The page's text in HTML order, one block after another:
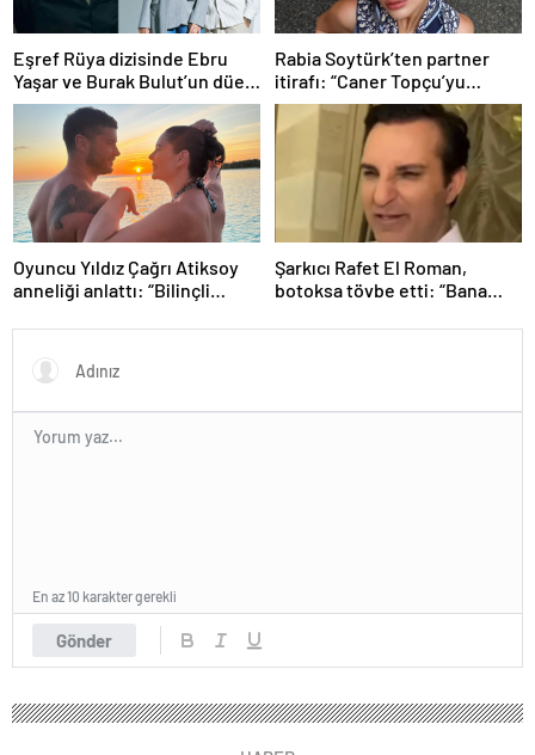
Eşref Rüya dizisinde Ebru
Yaşar ve Burak Bulut’un düet
parçası ‘Kehribar’ rüzgarı
Rabia Soytürk’ten partner
itirafı: “Caner Topçu’yu
sevmiyorum”
Oyuncu Yıldız Çağrı Atiksoy
anneliği anlattı: “Bilinçli
Şarkıcı Rafet El Roman,
botoksa tövbe etti: “Bana
Gönder
En az 10 karakter gerekli